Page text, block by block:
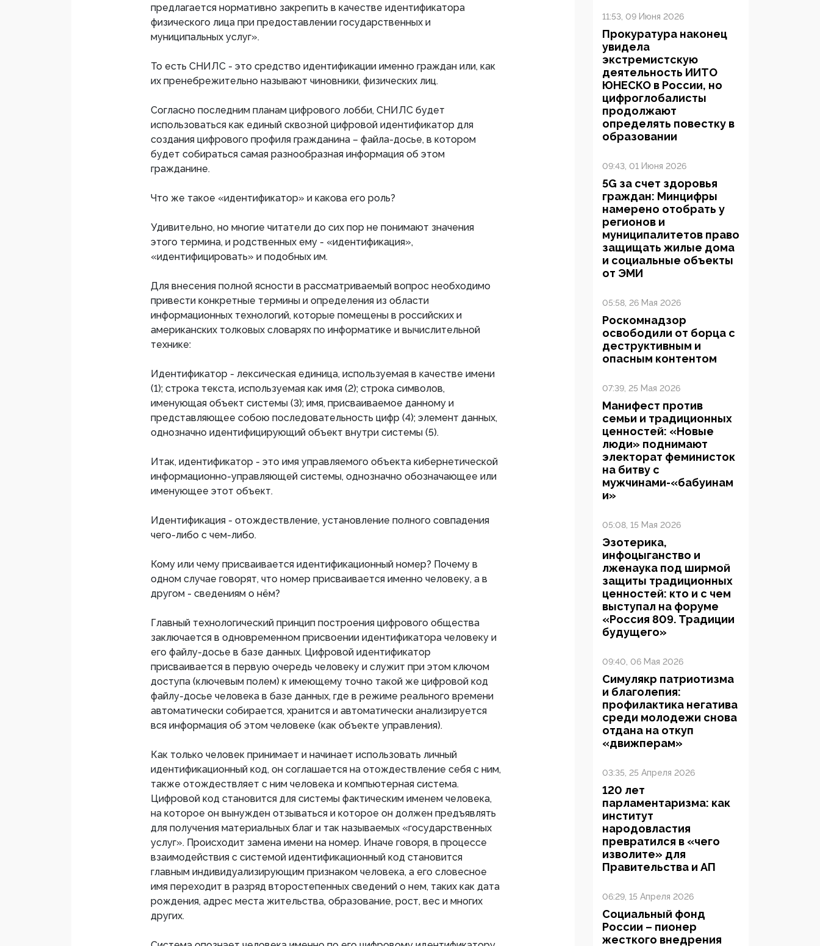
предлагается нормативно закрепить в качестве идентификатора
физического лица при предоставлении государственных и
муниципальных услуг».
То есть СНИЛС - это средство идентификации именно граждан или, как
их пренебрежительно называют чиновники, физических лиц.
Согласно последним планам цифрового лобби, СНИЛС будет
использоваться как единый сквозной цифровой идентификатор для
создания цифрового профиля гражданина – файла-досье, в котором
будет собираться самая разнообразная информация об этом
гражданине.
Что же такое «идентификатор» и какова его роль?
Удивительно, но многие читатели до сих пор не понимают значения
этого термина, и родственных ему - «идентификация»,
«идентифицировать» и подобных им.
Для внесения полной ясности в рассматриваемый вопрос необходимо
привести конкретные термины и определения из области
информационных технологий, которые помещены в российских и
американских толковых словарях по информатике и вычислительной
технике:
Идентификатор - лексическая единица, используемая в качестве имени
(1); строка текста, используемая как имя (2); строка символов,
именующая объект системы (3); имя, присваиваемое данному и
представляющее собою последовательность цифр (4); элемент данных,
однозначно идентифицирующий объект внутри системы (5).
Итак, идентификатор - это имя управляемого объекта кибернетической
информационно-управляющей системы, однозначно обозначающее или
именующее этот объект.
Идентификация - отождествление, установление полного совпадения
чего-либо с чем-либо.
Кому или чему присваивается идентификационный номер? Почему в
одном случае говорят, что номер присваивается именно человеку, а в
другом - сведениям о нём?
Главный технологический принцип построения цифрового общества
заключается в одновременном присвоении идентификатора человеку и
его файлу-досье в базе данных. Цифровой идентификатор
присваивается в первую очередь человеку и служит при этом ключом
доступа (ключевым полем) к имеющему точно такой же цифровой код
файлу-досье человека в базе данных, где в режиме реального времени
автоматически собирается, хранится и автоматически анализируется
вся информация об этом человеке (как объекте управления).
Как только человек принимает и начинает использовать личный
идентификационный код, он соглашается на отождествление себя с ним,
также отождествляет с ним человека и компьютерная система.
Цифровой код становится для системы фактическим именем человека,
на которое он вынужден отзываться и которое он должен предъявлять
для получения материальных благ и так называемых «государственных
услуг». Происходит замена имени на номер. Иначе говоря, в процессе
взаимодействия с системой идентификационный код становится
главным индивидуализирующим признаком человека, а его словесное
имя переходит в разряд второстепенных сведений о нем, таких как дата
рождения, адрес места жительства, образование, рост, вес и многих
других.
11:53, 09 Июня 2026
Прокуратура наконец
увидела
экстремистскую
деятельность ИИТО
ЮНЕСКО в России, но
цифроглобалисты
продолжают
определять повестку в
образовании
09:43, 01 Июня 2026
5G за счет здоровья
граждан: Минцифры
намерено отобрать у
регионов и
муниципалитетов право
защищать жилые дома
и социальные объекты
от ЭМИ
05:58, 26 Мая 2026
Роскомнадзор
освободили от борца с
деструктивным и
опасным контентом
07:39, 25 Мая 2026
Манифест против
семьи и традиционных
ценностей: «Новые
люди» поднимают
электорат феминисток
на битву с
мужчинами-«бабуинам
и»
05:08, 15 Мая 2026
Эзотерика,
инфоцыганство и
лженаука под ширмой
защиты традиционных
ценностей: кто и с чем
выступал на форуме
«Россия 809. Традиции
будущего»
09:40, 06 Мая 2026
Симулякр патриотизма
и благолепия:
профилактика негатива
среди молодежи снова
отдана на откуп
«движперам»
03:35, 25 Апреля 2026
120 лет
парламентаризма: как
институт
народовластия
превратился в «чего
изволите» для
Правительства и АП
06:29, 15 Апреля 2026
Социальный фонд
России – пионер
жесткого внедрения